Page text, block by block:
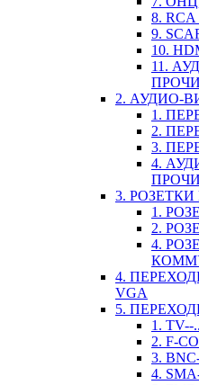
8.
9.
10.
11.
2. АУДИО-
1.
2.
3.
4.
3.
1.
2.
4.
4.
VGA
5.
1.
2. F-
3.
4.